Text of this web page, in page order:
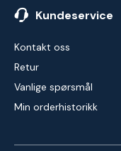
Kundeservice
Kontakt oss
Retur
Vanlige spørsmål
Min orderhistorikk